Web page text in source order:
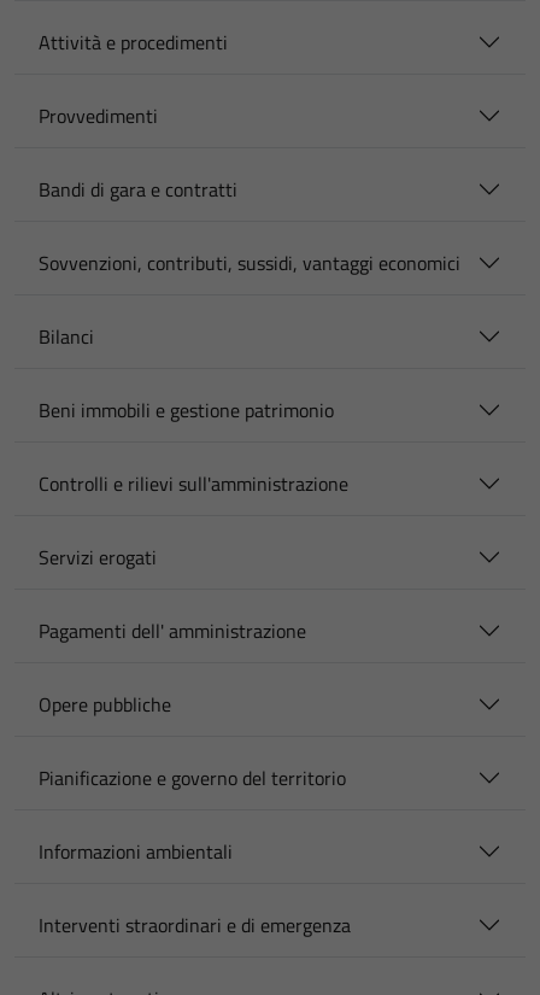
Attività e procedimenti
Provvedimenti
Bandi di gara e contratti
Sovvenzioni, contributi, sussidi, vantaggi economici
Bilanci
Beni immobili e gestione patrimonio
Controlli e rilievi sull'amministrazione
Servizi erogati
Pagamenti dell' amministrazione
Opere pubbliche
Pianificazione e governo del territorio
Informazioni ambientali
Interventi straordinari e di emergenza